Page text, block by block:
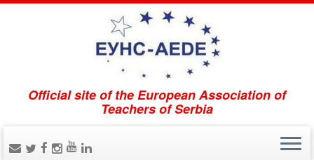
Official site of the European Association of
Teachers of Serbia
Home » Јубиларно издање часописа „Европска
школа“ поводом 65. годишњице АЕДЕ удружења